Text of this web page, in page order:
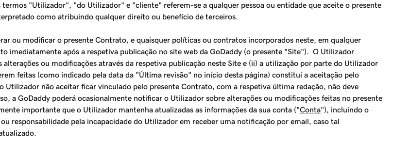
"Utilizador", "do Utilizador" e "cliente" referem-se a qualquer pessoa ou entidade que aceite o presente
como atribuindo qualquer direito ou benefício de terceiros.
ou modificar o presente Contrato, e quaisquer políticas ou contratos incorporados neste, em qualquer
imediatamente após a respetiva publicação no site web da GoDaddy (o presente "Site"). O Utilizador
ou modificações através da respetiva publicação neste Site e (ii) a utilização por parte do Utilizador
feitas (como indicado pela data da "Última revisão" no início desta página) constitui a aceitação pelo
não aceitar ficar vinculado pelo presente Contrato, com a respetiva última redação, não deve
a GoDaddy poderá ocasionalmente notificar o Utilizador sobre alterações ou modificações feitas no presente
importante que o Utilizador mantenha atualizadas as informações da sua conta ("Conta"), incluindo o
responsabilidade pela incapacidade do Utilizador em receber uma notificação por email, caso tal